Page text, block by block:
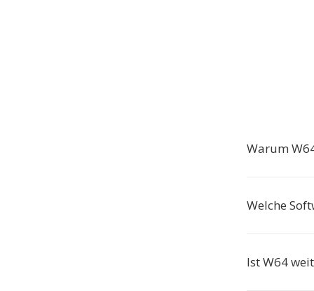
Warum
Welche
Ist W64